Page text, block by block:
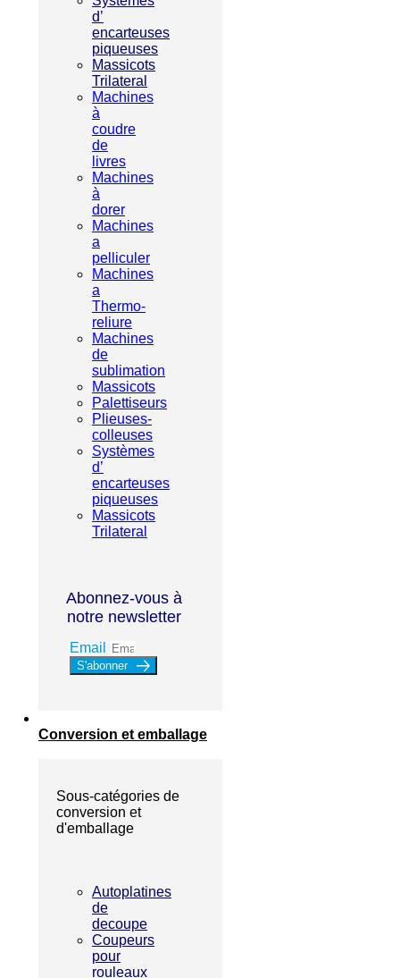
d’
encarteuses
piqueuses
Massicots
Trilateral
Machines
à
coudre
de
livres
Machines
à
dorer
Machines
a
pelliculer
Machines
a
Thermo-
reliure
Machines
de
sublimation
Massicots
Palettiseurs
Plieuses-
colleuses
Systèmes
d’
encarteuses
piqueuses
Massicots
Trilateral
Abonnez-vous à
notre newsletter
Email
S'abonner
Conversion et emballage
Sous-catégories de
conversion et
d'emballage
Autoplatines
de
decoupe
Coupeurs
pour
rouleaux